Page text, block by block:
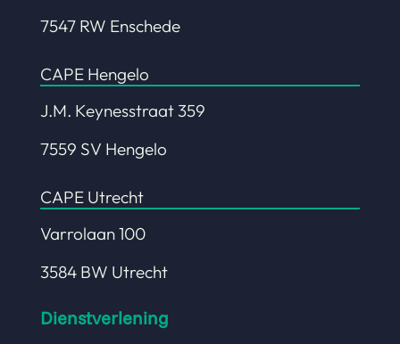
7547 RW Enschede
CAPE Hengelo
J.M. Keynesstraat 359
7559 SV Hengelo
CAPE Utrecht
Varrolaan 100
3584 BW Utrecht
Dienstverlening